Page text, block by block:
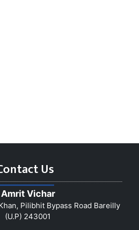
Us
Amrit Vichar
Pilibhit Bypass Road Bareilly
(U.P) 243001